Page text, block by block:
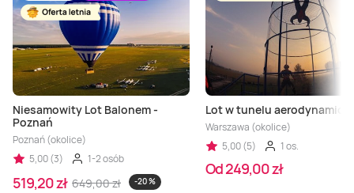
Niesamowity Lot Balonem -
Poznań
Poznań (okolice)
5,00 (3)
1-2 osób
519,20 zł 649,00 zł
-20 %
Lot w tunelu
Warszawa (okolice)
5,00 (5)
1 os.
Od 249,00 zł